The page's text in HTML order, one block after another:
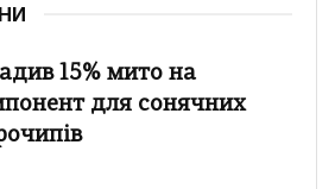
15% мито на
для сонячних